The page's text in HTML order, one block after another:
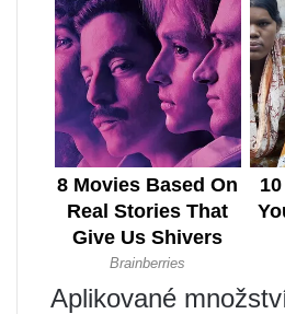
Aplikované